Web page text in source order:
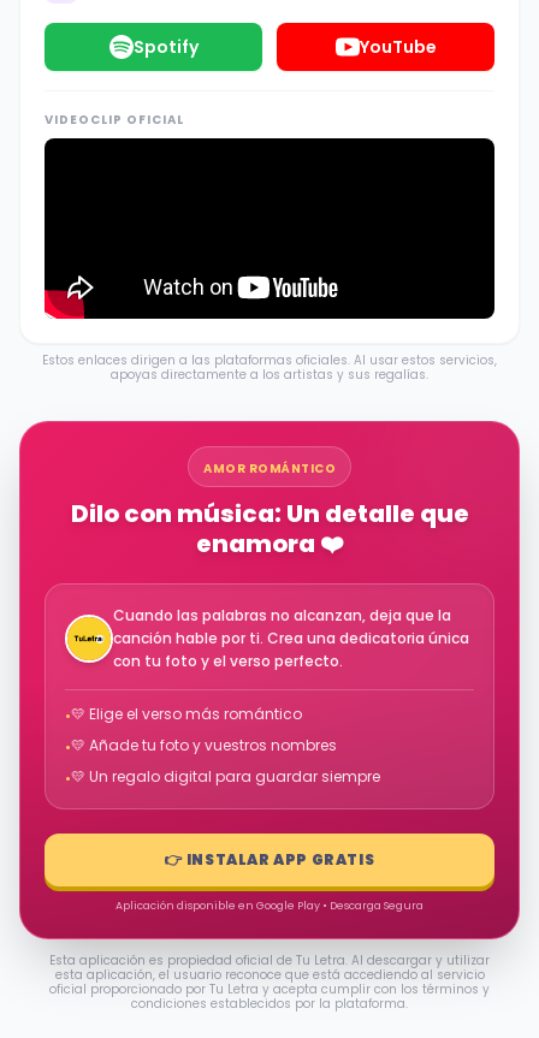
Spotify YouTube
VIDEOCLIP OFICIAL
Estos enlaces dirigen a las plataformas oficiales. Al usar estos servicios,
apoyas directamente a los artistas y sus regalías.
AMOR ROMÁNTICO
Dilo con música: Un detalle que
enamora ❤️
Cuando las palabras no alcanzan, deja que la
canción hable por ti. Crea una dedicatoria única
con tu foto y el verso perfecto.
•💛 Elige el verso más romántico
•💛 Añade tu foto y vuestros nombres
•💛 Un regalo digital para guardar siempre
👉 INSTALAR APP GRATIS
Aplicación disponible en Google Play • Descarga Segura
Esta aplicación es propiedad oficial de Tu Letra. Al descargar y utilizar
esta aplicación, el usuario reconoce que está accediendo al servicio
oficial proporcionado por Tu Letra y acepta cumplir con los términos y
condiciones establecidos por la plataforma.